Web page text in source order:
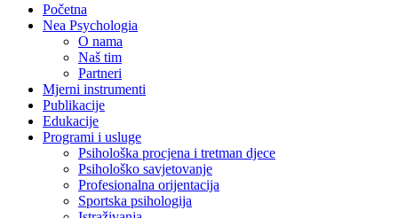
Početna
Nea Psychologia
O nama
Naš tim
Partneri
Mjerni instrumenti
Publikacije
Edukacije
Programi i usluge
Psihološka procjena i tretman djece
Psihološko savjetovanje
Profesionalna orijentacija
Sportska psihologija